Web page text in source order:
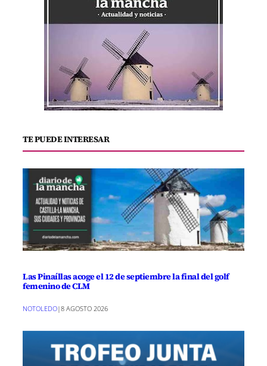
TE PUEDE INTERESAR
Las Pinaíllas acoge el 12 de septiembre la final del golf
femenino de CLM
NOTOLEDO|8 AGOSTO 2026